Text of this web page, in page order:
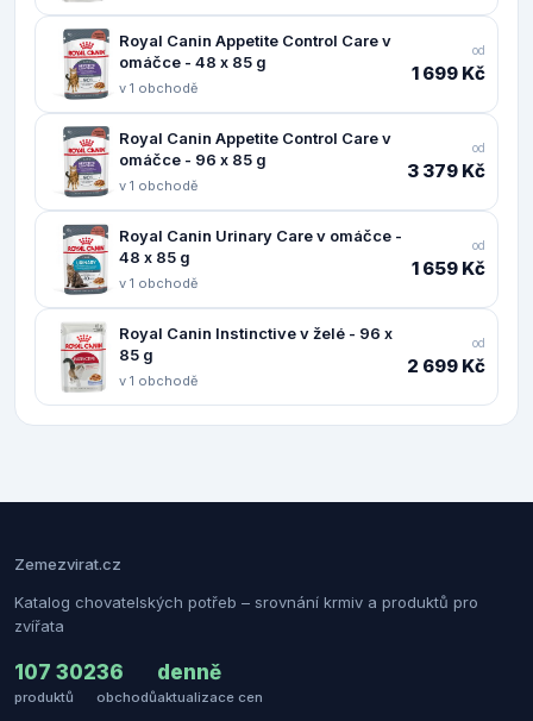
Royal Canin Appetite Control Care v
omáčce - 48 x 85 g
v 1 obchodě
od
1 699 Kč
Royal Canin Appetite Control Care v
omáčce - 96 x 85 g
v 1 obchodě
od
3 379 Kč
Royal Canin Urinary Care v omáčce -
48 x 85 g
v 1 obchodě
od
1 659 Kč
Royal Canin Instinctive v želé - 96 x
85 g
v 1 obchodě
od
2 699 Kč
Zemezvirat.cz
Katalog chovatelských potřeb – srovnání krmiv a produktů pro
zvířata
107 302
produktů
36
obchodů
denně
aktualizace cen